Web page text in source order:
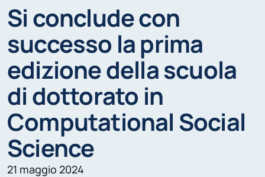
Si conclude con
successo la prima
edizione della scuola
di dottorato in
Computational Social
Science
21 maggio 2024